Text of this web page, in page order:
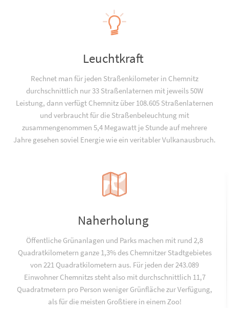
Leuchtkraft
Rechnet man für jeden Straßenkilometer in Chemnitz
durchschnittlich nur 33 Straßenlaternen mit jeweils 50W
Leistung, dann verfügt Chemnitz über 108.605 Straßenlaternen
und verbraucht für die Straßenbeleuchtung mit
zusammengenommen 5,4 Megawatt je Stunde auf mehrere
Jahre gesehen soviel Energie wie ein veritabler Vulkanausbruch.
Naherholung
Öffentliche Grünanlagen und Parks machen mit rund 2,8
Quadratkilometern ganze 1,3% des Chemnitzer Stadtgebietes
von 221 Quadratkilometern aus. Für jeden der 243.089
Einwohner Chemnitzs steht also mit durchschnittlich 11,7
Quadratmetern pro Person weniger Grünfläche zur Verfügung,
als für die meisten Großtiere in einem Zoo!